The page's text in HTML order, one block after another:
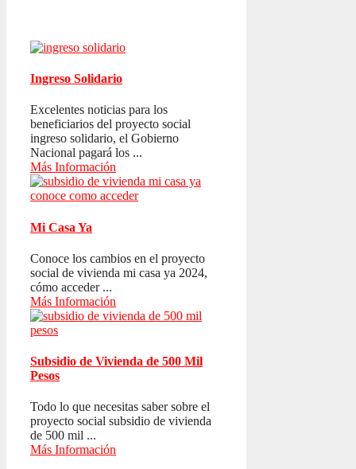
Ingreso Solidario
Excelentes noticias para los
beneficiarios del proyecto social
ingreso solidario, el Gobierno
Nacional pagará los ...
Más Información
Mi Casa Ya
Conoce los cambios en el proyecto
social de vivienda mi casa ya 2024,
cómo acceder ...
Más Información
Subsidio de Vivienda de 500 Mil
Pesos
Todo lo que necesitas saber sobre el
proyecto social subsidio de vivienda
de 500 mil ...
Más Información